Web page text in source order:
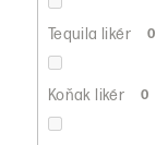
Tequila likér 0
Koňak likér 0